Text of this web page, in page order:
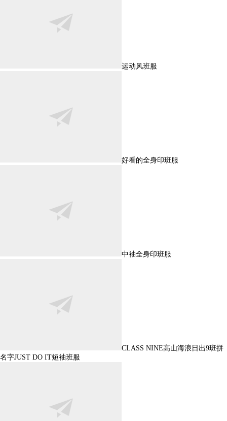
运动风班服
好看的全身印班服
中袖全身印班服
CLASS NINE高山海浪日出9班拼
名字JUST DO IT短袖班服